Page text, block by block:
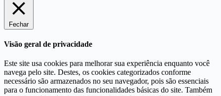
Fechar
Visão geral de privacidade
Este site usa cookies para melhorar sua experiência enquanto você
navega pelo site. Destes, os cookies categorizados conforme
necessário são armazenados no seu navegador, pois são essenciais
para o funcionamento das funcionalidades básicas do site. Também